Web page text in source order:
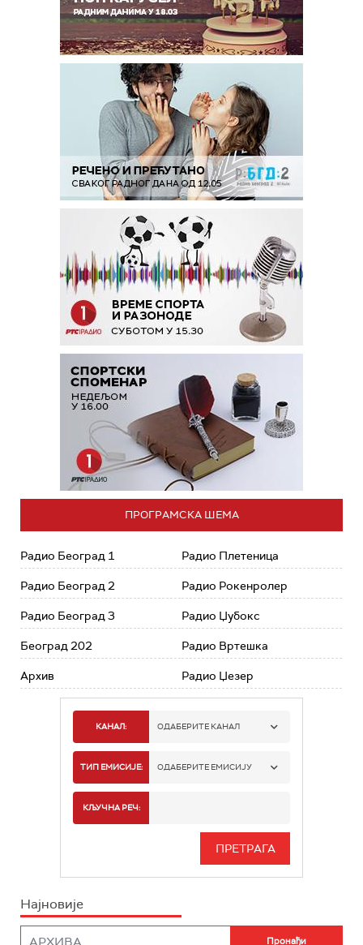
ПРОГРАМСКА ШЕМА
Радио Београд 1
Радио Београд 2
Радио Београд 3
Београд 202
Архив
Радио Плетеница
Радио Рокенролер
Радио Џубокс
Радио Вртешка
Радио Џезер
КАНАЛ: ОДАБЕРИТЕ КАНАЛ
РАДИО БЕОГРАД 1
РАДИО БЕОГРАД 3
РАДИО РОКЕНРОЛЕР
ТИП ЕМИСИЈЕ: ОДАБЕРИТЕ ЕМИСИЈУ
ИНФО
КЉУЧНА РЕЧ:
Најновије